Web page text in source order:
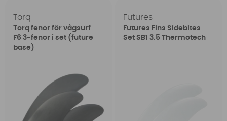
Torq
Torq fenor för vågsurf
F6 3-fenor i set (future
base)
Futures
Futures Fins Sidebites
Set SB1 3.5 Thermotech